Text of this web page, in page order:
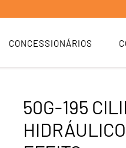
CONCESSIONÁRIOS
50G-195